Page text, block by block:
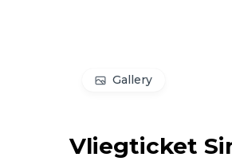
Gallery
Vliegticket